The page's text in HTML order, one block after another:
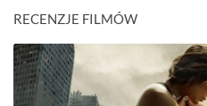
RECENZJE FILMÓW